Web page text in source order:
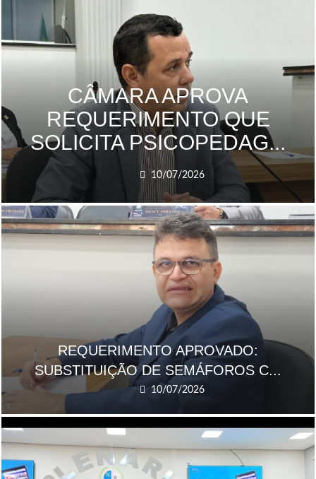
CÂMARA APROVA
REQUERIMENTO QUE
SOLICITA PSICOPEDAG...
10/07/2026
REQUERIMENTO APROVADO:
SUBSTITUIÇÃO DE SEMÁFOROS C...
10/07/2026